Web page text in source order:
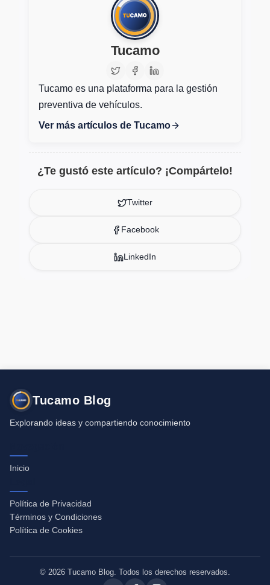
Tucamo
Tucamo es una plataforma para la gestión
preventiva de vehículos.
Ver más artículos de Tucamo
¿Te gustó este artículo? ¡Compártelo!
Twitter
Facebook
LinkedIn
Tucamo Blog
Explorando ideas y compartiendo conocimiento
Inicio
Política de Privacidad
Términos y Condiciones
Política de Cookies
© 2026 Tucamo Blog. Todos los derechos reservados.